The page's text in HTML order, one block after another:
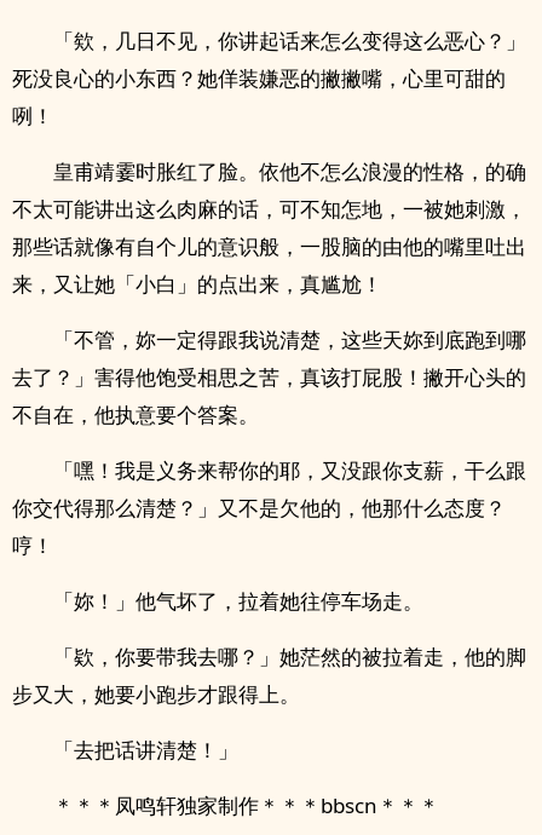
「欸，几日不见，你讲起话来怎么变得这么恶心？」
死没良心的小东西？她佯装嫌恶的撇撇嘴，心里可甜的
咧！
皇甫靖霎时胀红了脸。依他不怎么浪漫的性格，的确
不太可能讲出这么肉麻的话，可不知怎地，一被她刺激，
那些话就像有自个儿的意识般，一股脑的由他的嘴里吐出
来，又让她「小白」的点出来，真尴尬！
「不管，妳一定得跟我说清楚，这些天妳到底跑到哪
去了？」害得他饱受相思之苦，真该打屁股！撇开心头的
不自在，他执意要个答案。
「嘿！我是义务来帮你的耶，又没跟你支薪，干么跟
你交代得那么清楚？」又不是欠他的，他那什么态度？
哼！
「妳！」他气坏了，拉着她往停车场走。
「欵，你要带我去哪？」她茫然的被拉着走，他的脚
步又大，她要小跑步才跟得上。
「去把话讲清楚！」
＊＊＊凤鸣轩独家制作＊＊＊bbscn＊＊＊